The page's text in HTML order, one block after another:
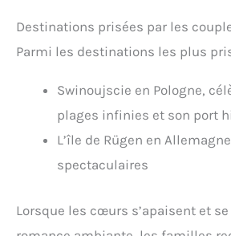
Destinations prisées par les
Parmi les destinations les plus
Swinoujscie en Pologne,
plages infinies et son port
L’île de Rügen en
spectaculaires
Lorsque les cœurs s’apaisent et